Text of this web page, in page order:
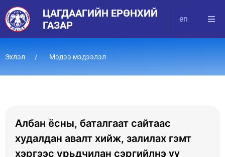
ЦАГДААГИЙН ЕРӨНХИЙ
ГАЗАР
en
Эхлэл Мэдээ мэдээлэл
Албан ёсны, баталгаат сайтаас
худалдан авалт хийж, залилах гэмт
хэргээс урьдчилан сэргийлнэ үү